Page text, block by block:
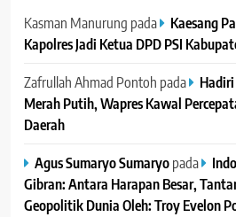
Kasman Manurung pada
Kaesang
Kapolres Jadi Ketua DPD PSI
Zafrullah Ahmad Pontoh pada
Merah Putih, Wapres Kawal
Daerah
Agus Sumaryo Sumaryopada
Gibran: Antara Harapan Besar,
Geopolitik Dunia Oleh: Troy Evelon